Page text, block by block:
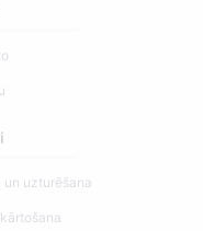
uzturēšana